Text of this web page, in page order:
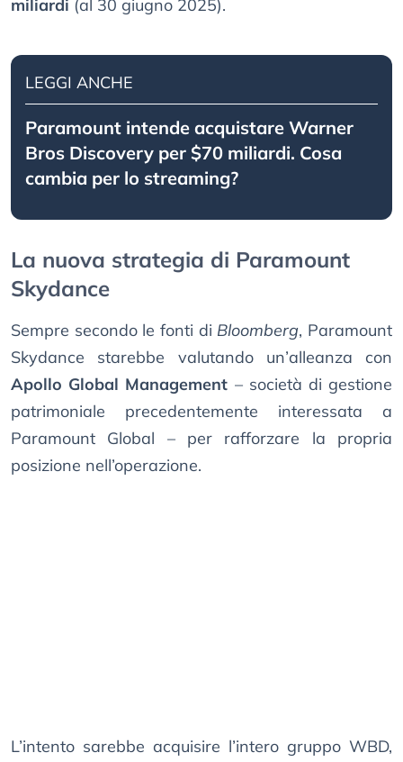
miliardi (al 30 giugno 2025).
LEGGI ANCHE
Paramount intende acquistare Warner
Bros Discovery per $70 miliardi. Cosa
cambia per lo streaming?
La nuova strategia di Paramount
Skydance
Sempre secondo le fonti di Bloomberg, Paramount
Skydance starebbe valutando un’alleanza con
Apollo Global Management – società di gestione
patrimoniale precedentemente interessata a
Paramount Global – per rafforzare la propria
posizione nell’operazione.
L’intento sarebbe acquisire l’intero gruppo WBD,